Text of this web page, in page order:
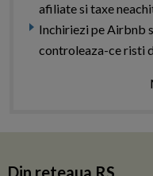
afiliate si taxe
Inchiriezi pe Airbnb
controleaza-ce risti
Din reteaua RS